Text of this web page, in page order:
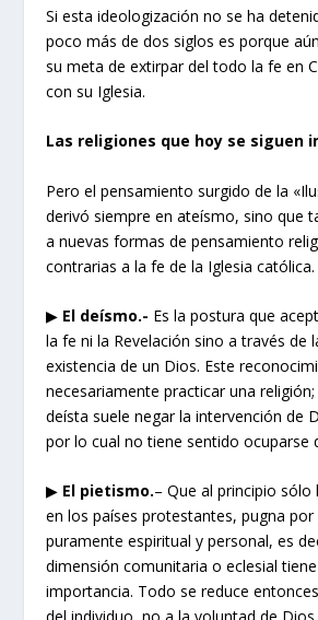
Si esta ideologización no se ha
poco más de dos siglos es porque
su meta de extirpar del todo la fe en
con su Iglesia.
Las religiones que hoy se siguen
Pero el pensamiento surgido de la
derivó siempre en ateísmo, sino que
a nuevas formas de pensamiento
contrarias a la fe de la Iglesia
▶ El deísmo.- Es la postura que
la fe ni la Revelación sino a través de
existencia de un Dios. Este
necesariamente practicar una
deísta suele negar la intervención de
por lo cual no tiene sentido ocuparse
▶ El pietismo.– Que al principio sólo
en los países protestantes, pugna por
puramente espiritual y personal, es
dimensión comunitaria o eclesial
importancia. Todo se reduce